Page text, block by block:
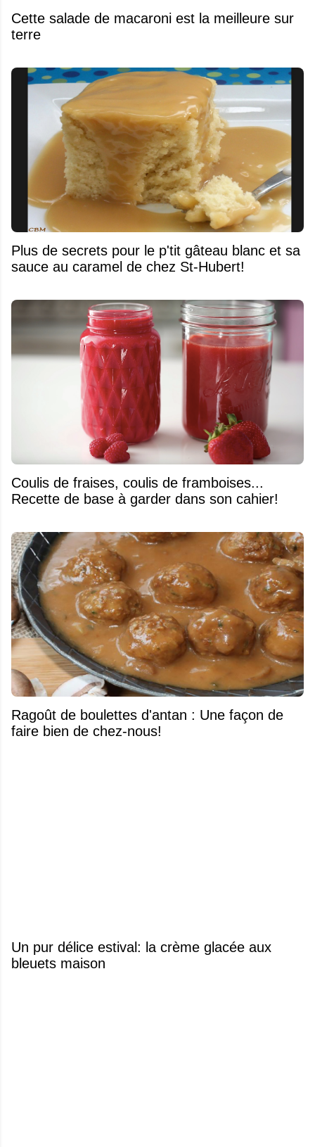
Cette salade de macaroni est la meilleure sur
terre
Plus de secrets pour le p'tit gâteau blanc et sa
sauce au caramel de chez St-Hubert!
Coulis de fraises, coulis de framboises...
Recette de base à garder dans son cahier!
Ragoût de boulettes d'antan : Une façon de
faire bien de chez-nous!
Un pur délice estival: la crème glacée aux
bleuets maison